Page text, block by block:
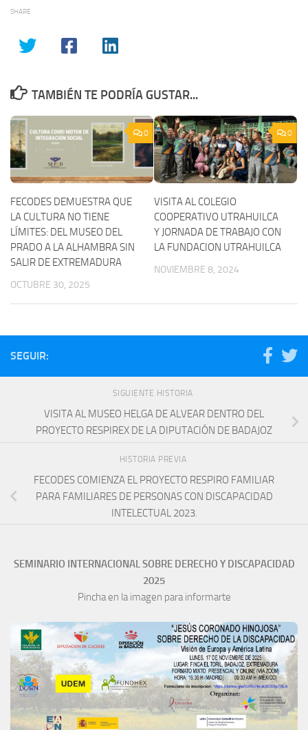
SHARE
TAMBIÉN TE PODRÍA GUSTAR...
0
FECODES DEMUESTRA QUE
LA CULTURA NO TIENE
LÍMITES: DEL MUSEO DEL
PRADO A LA ALHAMBRA SIN
SALIR DE EXTREMADURA
OCTUBRE 30, 2025
0
VISITA AL COLEGIO
COOPERATIVO UTRAHUILCA
Y JORNADA DE TRABAJO CON
LA FUNDACION UTRAHUILCA
NOVIEMBRE 8, 2024
SEGUIR:
SIGUIENTE HISTORIA
VISITA AL MUSEO HELGA DE ALVEAR DENTRO DEL
PROYECTO RESPIREX DE LA DIPUTACIÓN DE BADAJOZ
HISTORIA PREVIA
FECODES COMIENZA EL PROYECTO RESPIRO FAMILIAR
PARA FAMILIARES DE PERSONAS CON DISCAPACIDAD
INTELECTUAL 2023.
SEMINARIO INTERNACIONAL SOBRE DERECHO Y DISCAPACIDAD
2025
Pincha en la imagen para informarte